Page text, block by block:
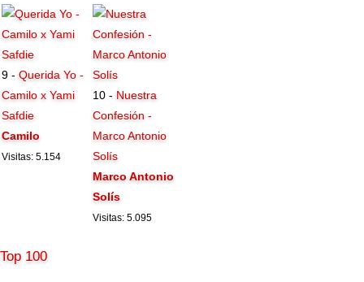
9 -Querida Yo -
Camilo x Yami
Safdie
Camilo
Visitas: 5.154
10 - Nuestra
Confesión -
Marco Antonio
Solís
Marco Antonio
Solís
Visitas: 5.095
Top 100